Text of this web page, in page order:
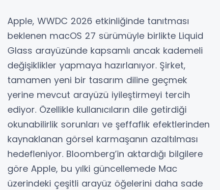
Apple, WWDC 2026 etkinliğinde tanıtması
beklenen macOS 27 sürümüyle birlikte Liquid
Glass arayüzünde kapsamlı ancak kademeli
değişiklikler yapmaya hazırlanıyor. Şirket,
tamamen yeni bir tasarım diline geçmek
yerine mevcut arayüzü iyileştirmeyi tercih
ediyor. Özellikle kullanıcıların dile getirdiği
okunabilirlik sorunları ve şeffaflık efektlerinden
kaynaklanan görsel karmaşanın azaltılması
hedefleniyor. Bloomberg’in aktardığı bilgilere
göre Apple, bu yılki güncellemede Mac
üzerindeki çeşitli arayüz öğelerini daha sade